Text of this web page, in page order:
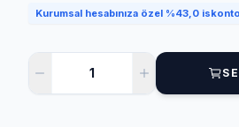
Kurumsal hesabınıza özel %43,0